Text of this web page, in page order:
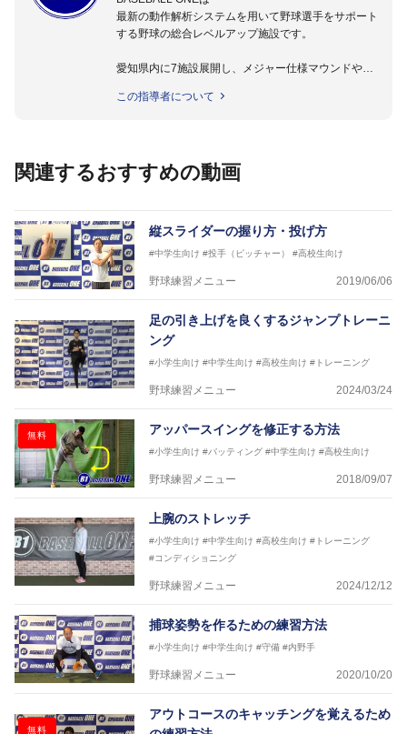
最新の動作解析システムを用いて野球選手をサポート
する野球の総合レベルアップ施設です。
愛知県内に7施設展開し、メジャー仕様マウンドやト
動作解析システムを用いて、小学生からプロ野球選手
この指導者について
関連するおすすめの動画
縦スライダーの握り方・投げ方
#中学生向け #投手（ピッチャー） #高校生向け
野球練習メニュー 2019/06/06
足の引き上げを良くするジャンプトレーニ
ング
#小学生向け #中学生向け #高校生向け #トレーニング
野球練習メニュー 2024/03/24
無料 アッパースイングを修正する方法
#小学生向け #バッティング #中学生向け #高校生向け
野球練習メニュー 2018/09/07
上腕のストレッチ
#小学生向け #中学生向け #高校生向け #トレーニング
#コンディショニング
野球練習メニュー 2024/12/12
捕球姿勢を作るための練習方法
#小学生向け #中学生向け #守備 #内野手
野球練習メニュー 2020/10/20
無料
アウトコースのキャッチングを覚えるため